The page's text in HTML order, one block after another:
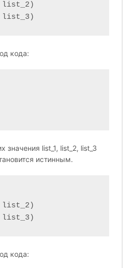
list_2)
кода:
значения list_1, list_2, list_3
истинным.
кода: